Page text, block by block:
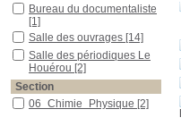
Bureau du documentaliste
Bureau du documentaliste
[1]
Salle des ouvrages
Salle des ouvrages [14]
Salle des périodiques Le Houérou
Salle des périodiques Le
Houérou [2]
Section
06_Chimie_Physique
06_Chimie_Physique [2]